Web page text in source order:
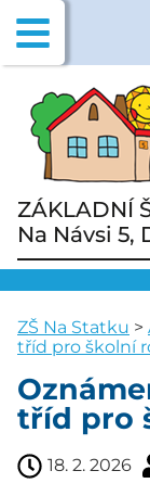
ZÁKLADNÍ
Na Návsi 5,
ZŠ Na Statku >
tříd pro školní
tříd pro
18. 2. 2026